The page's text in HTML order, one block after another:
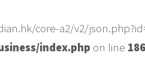
core-a2/v2/
index.php on line 186